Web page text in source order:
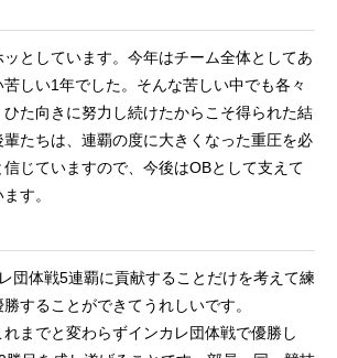
ッとしています。今年はチーム全体としてあ
しい1年でした。そんな苦しい中でも各々
た向きに努力し続けたからこそ得られた結
たちは、連覇の度に大きくなった重圧を必
じていますので、今後はOBとして支えて
す。
団体戦5連覇に貢献することだけを考えて練
することができてうれしいです。
までと変わらずインカレ団体戦で優勝し